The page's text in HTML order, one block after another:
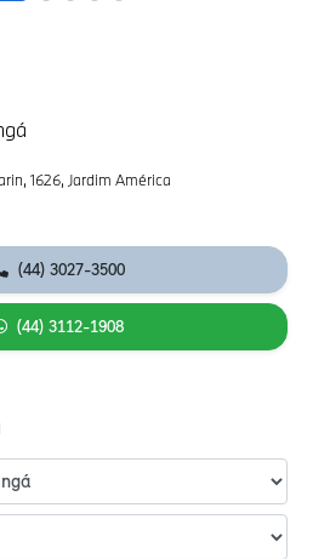
1626, Jardim América
(44) 3027-3500
(44) 3112-1908